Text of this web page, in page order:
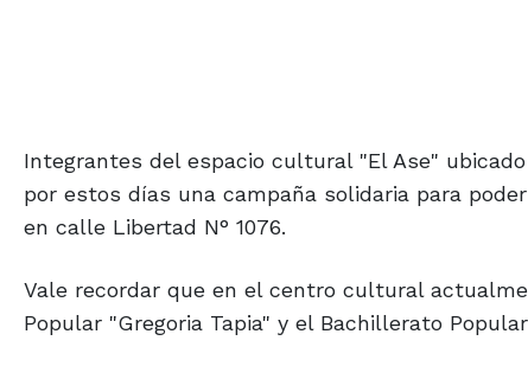
Integrantes del espacio cultural "El Ase"
por estos días una campaña solidaria para
en calle Libertad N° 1076.
Vale recordar que en el centro cultural
Popular "Gregoria Tapia" y el Bachillerato